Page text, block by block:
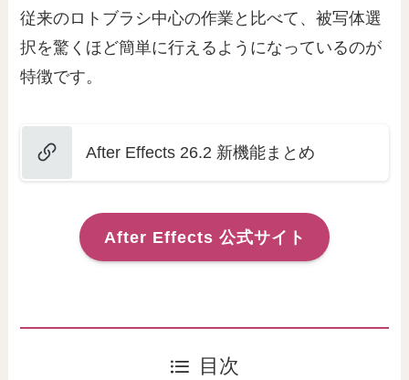
従来のロトブラシ中心の作業と比べて、被写体選
択を驚くほど簡単に行えるようになっているのが
特徴です。
After Effects 26.2 新機能まとめ
After Effects 公式サイト
目次